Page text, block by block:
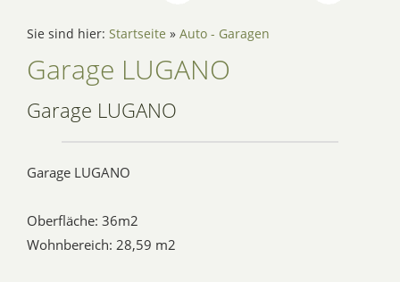
Sie sind hier: Startseite » Auto - Garagen
Garage LUGANO
Garage LUGANO
Garage LUGANO
Oberfläche: 36m2
Wohnbereich: 28,59 m2